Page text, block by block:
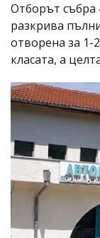
Отборът събра
разкрива
отворена за 1-
класата, а